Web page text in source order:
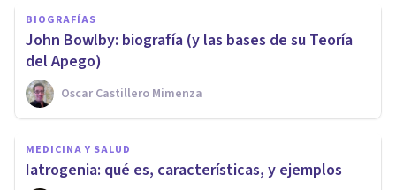
BIOGRAFÍAS
John Bowlby: biografía (y las bases de su Teoría
del Apego)
Oscar Castillero Mimenza
MEDICINA Y SALUD
Iatrogenia: qué es, características, y ejemplos
Los efectos de la lobotomía